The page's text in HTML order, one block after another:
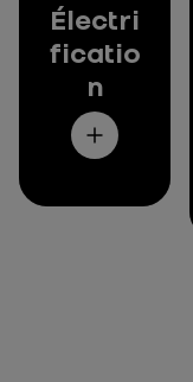
Électri
ficatio
n